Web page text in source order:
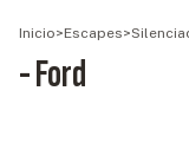
Inicio>Escapes>
- Ford